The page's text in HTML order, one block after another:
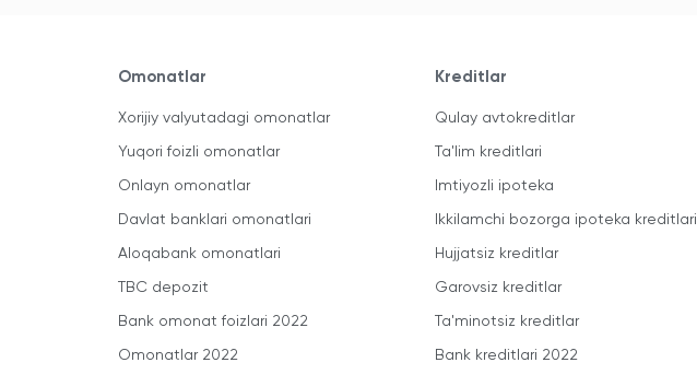
Omonatlar
Xorijiy valyutadagi omonatlar
Yuqori foizli omonatlar
Onlayn omonatlar
Davlat banklari omonatlari
Aloqabank omonatlari
TBC depozit
Bank omonat foizlari 2022
Omonatlar 2022
Kreditlar
Qulay avtokreditlar
Ta'lim kreditlari
Imtiyozli ipoteka
Ikkilamchi bozorga ipoteka kreditlari
Hujjatsiz kreditlar
Garovsiz kreditlar
Ta'minotsiz kreditlar
Bank kreditlari 2022